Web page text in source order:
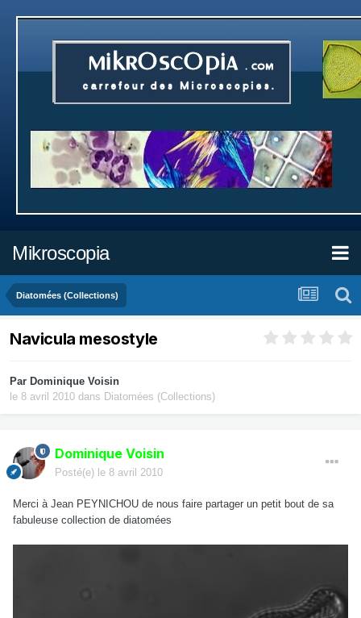
Mikroscopia
Diatomées (Collections)
Navicula mesostyle
Par Dominique Voisin
le 8 avril 2010 dans Diatomées (Collections)
Dominique Voisin
Posté(e) le 8 avril 2010
Merci à Jean PEYNICHOU de nous faire partager un petit bout de sa
fabuleuse collection de diatomées